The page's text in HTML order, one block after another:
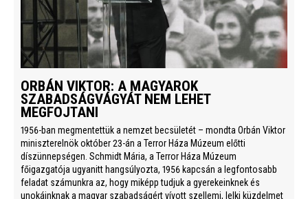
ORBÁN VIKTOR: A MAGYAROK
SZABADSÁGVÁGYÁT NEM LEHET
MEGFOJTANI
1956-ban megmentettük a nemzet becsületét – mondta Orbán Viktor
miniszterelnök október 23-án a Terror Háza Múzeum előtti
díszünnepségen. Schmidt Mária, a Terror Háza Múzeum
főigazgatója ugyanitt hangsúlyozta, 1956 kapcsán a legfontosabb
feladat számunkra az, hogy miképp tudjuk a gyerekeinknek és
unokáinknak a magyar szabadságért vívott szellemi, lelki küzdelmet